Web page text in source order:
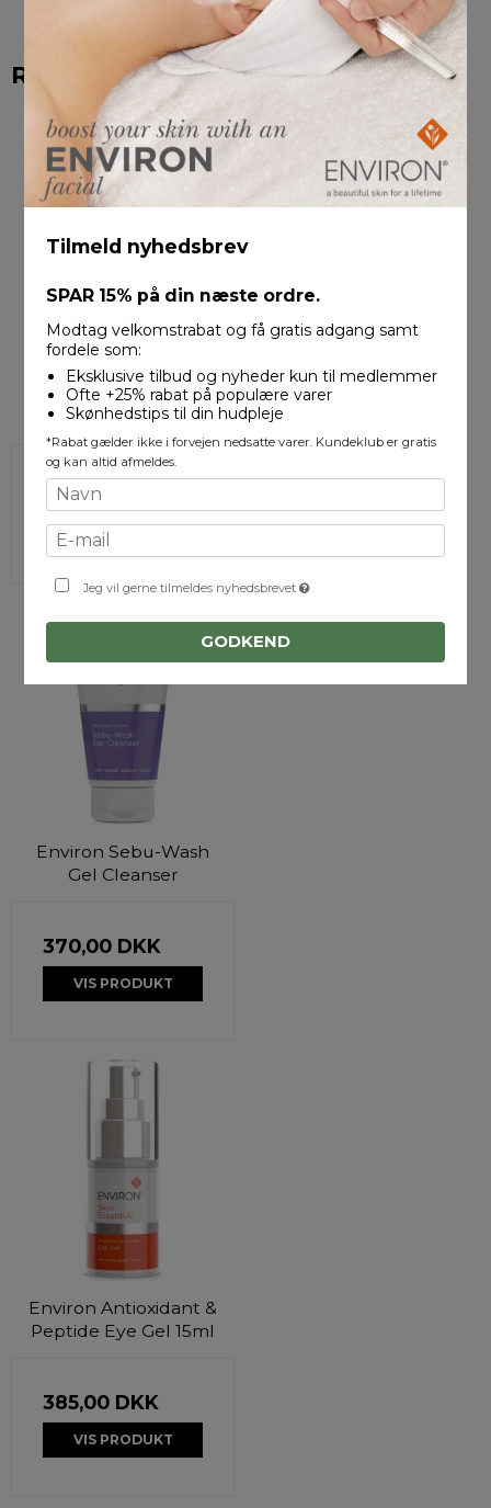
Relaterede produkter
Environ Vita-
Antioxidant AVST
Moisturiser 5
595,00 DKK
VIS PRODUKT
Environ Sebu-Wash
Gel Cleanser
370,00 DKK
VIS PRODUKT
Environ Antioxidant &
Peptide Eye Gel 15ml
385,00 DKK
VIS PRODUKT
Tilmeld nyhedsbrev
SPAR 15% på din næste ordre.
Modtag velkomstrabat og få gratis adgang samt
fordele som:
Eksklusive tilbud og nyheder kun til medlemmer
Ofte +25% rabat på populære varer
Skønhedstips til din hudpleje
*Rabat gælder ikke i forvejen nedsatte varer. Kundeklub er gratis
og kan altid afmeldes.
Jeg vil gerne tilmeldes nyhedsbrevet
GODKEND